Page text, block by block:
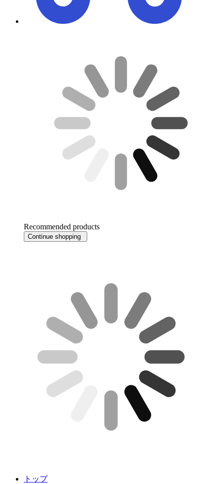
Recommended products
Continue shopping
トップ